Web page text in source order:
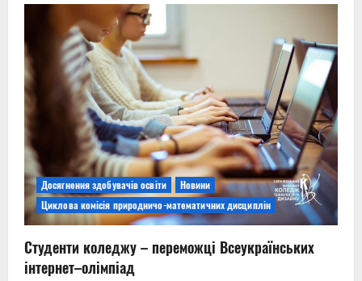
практика
–
важливий
етап
професійного
становлення
Досягнення здобувачів освіти
Новини
Циклова комісія природничо-математичних дисциплін
Студенти коледжу – переможці Всеукраїнських
інтернет–олімпіад